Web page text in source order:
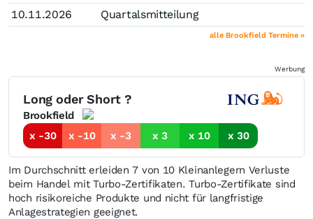
10.11.2026
Quartalsmitteilung
alle Brookfield Termine »
Werbung
Long oder Short ?
Brookfield
x -30
x -10 x -3 x 3 x 10 x 30
Im Durchschnitt erleiden 7 von 10 Kleinanlegern Verluste
beim Handel mit Turbo-Zertifikaten. Turbo-Zertifikate sind
hoch risikoreiche Produkte und nicht für langfristige
Anlagestrategien geeignet.